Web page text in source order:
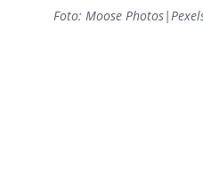
Foto: Moose